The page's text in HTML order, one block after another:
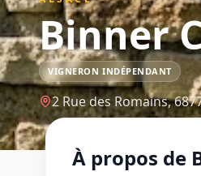
Binner
VIGNERON INDÉPENDANT
2 Rue des Romains,
À propos de